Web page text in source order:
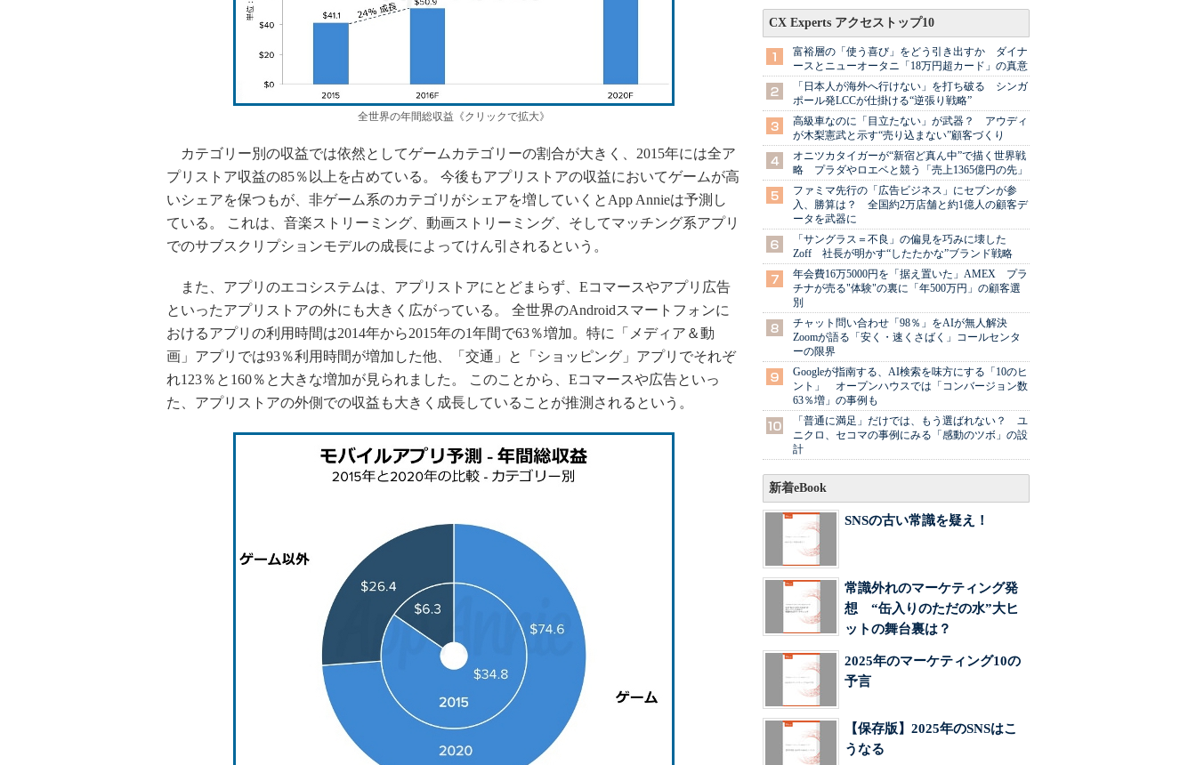
全世界の年間総収益《クリックで拡大》
カテゴリー別の収益では依然としてゲームカテゴリーの割合が大きく、2015年には全ア
プリストア収益の85％以上を占めている。 今後もアプリストアの収益においてゲームが高
いシェアを保つもが、非ゲーム系のカテゴリがシェアを増していくとApp Annieは予測し
ている。 これは、音楽ストリーミング、動画ストリーミング、そしてマッチング系アプリ
でのサブスクリプションモデルの成長によってけん引されるという。
また、アプリのエコシステムは、アプリストアにとどまらず、Eコマースやアプリ広告
といったアプリストアの外にも大きく広がっている。 全世界のAndroidスマートフォンに
おけるアプリの利用時間は2014年から2015年の1年間で63％増加。特に「メディア＆動
画」アプリでは93％利用時間が増加した他、「交通」と「ショッピング」アプリでそれぞ
れ123％と160％と大きな増加が見られました。 このことから、Eコマースや広告といっ
た、アプリストアの外側での収益も大きく成長していることが推測されるという。
CX Experts アクセストップ10
富裕層の「使う喜び」をどう引き出すか ダイナ
ースとニューオータニ「18万円超カード」の真意
「日本人が海外へ行けない」を打ち破る シンガ
ポール発LCCが仕掛ける“逆張り戦略”
高級車なのに「目立たない」が武器？ アウディ
が木梨憲武と示す“売り込まない”顧客づくり
オニツカタイガーが“新宿ど真ん中”で描く世界戦
略 プラダやロエベと競う「売上1365億円の先」
ファミマ先行の「広告ビジネス」にセブンが参
入、勝算は？ 全国約2万店舗と約1億人の顧客デ
ータを武器に
「サングラス＝不良」の偏見を巧みに壊した
Zoff 社長が明かす“したたかな”ブランド戦略
年会費16万5000円を「据え置いた」AMEX プラ
チナが売る"体験"の裏に「年500万円」の顧客選
別
チャット問い合わせ「98％」をAIが無人解決
Zoomが語る「安く・速くさばく」コールセンタ
ーの限界
Googleが指南する、AI検索を味方にする「10のヒ
ント」 オープンハウスでは「コンバージョン数
63％増」の事例も
「普通に満足」だけでは、もう選ばれない？ ユ
ニクロ、セコマの事例にみる「感動のツボ」の設
計
新着eBook
SNSの古い常識を疑え！
常識外れのマーケティング発
想 “缶入りのただの水”大ヒ
ットの舞台裏は？
2025年のマーケティング10の
予言
【保存版】2025年のSNSはこ
うなる